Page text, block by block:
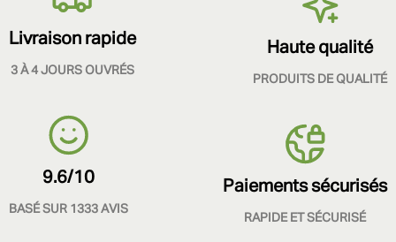
Livraison rapide
3 À 4 JOURS OUVRÉS
Haute qualité
PRODUITS DE QUALITÉ
9.6/10
BASÉ SUR 1333 AVIS
Paiements sécurisés
RAPIDE ET SÉCURISÉ